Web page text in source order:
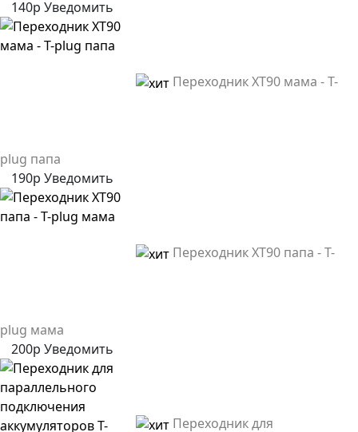
140р Уведомить
Переходник XT90 мама - T-
plug папа
190р Уведомить
Переходник XT90 папа - T-
plug мама
200р Уведомить
Переходник для